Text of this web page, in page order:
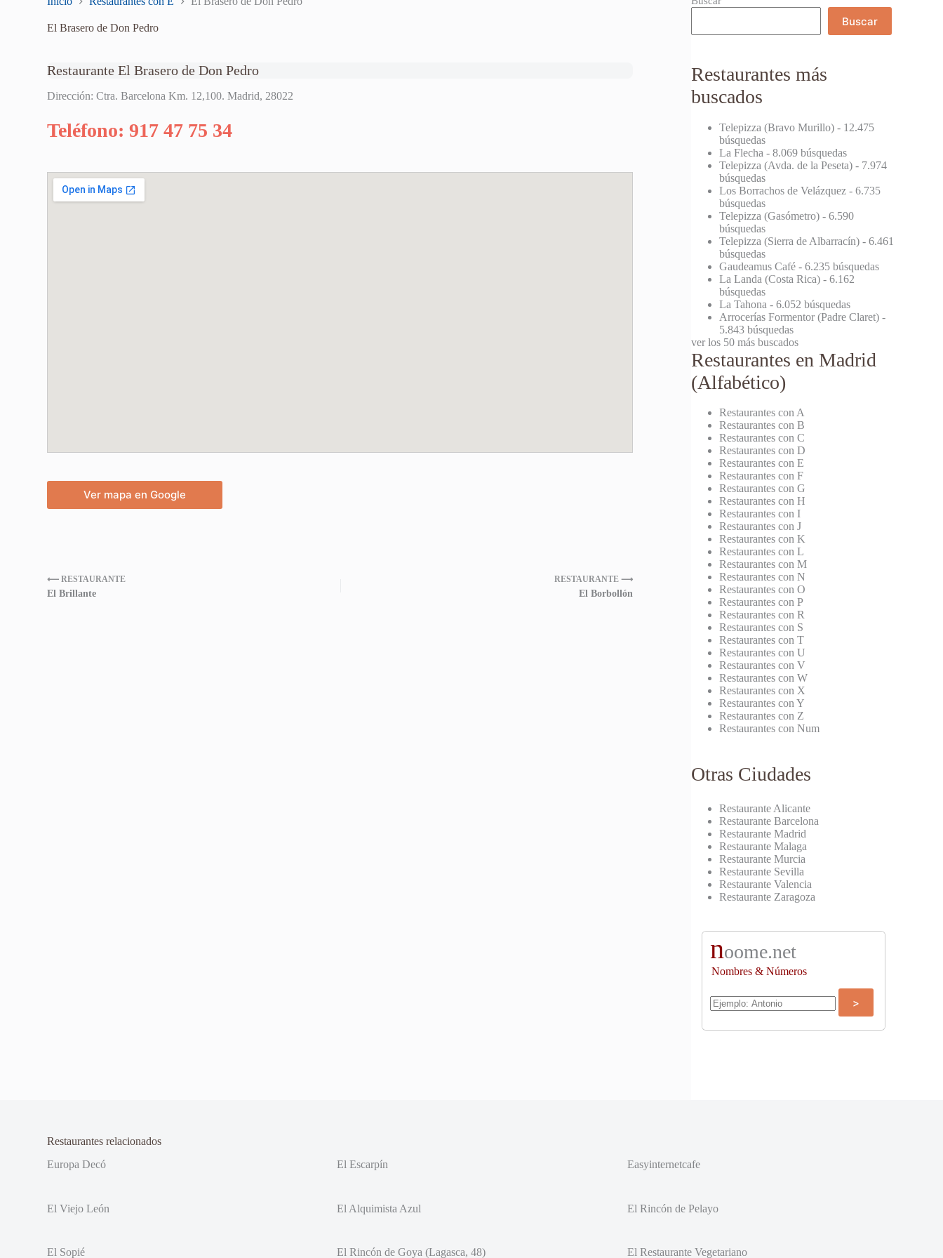
El Brasero de Don Pedro
Restaurante El Brasero de Don Pedro
Dirección: Ctra. Barcelona Km. 12,100. Madrid, 28022
Teléfono: 917 47 75 34
Ver mapa en Google
⟵ RESTAURANTE
El Brillante
RESTAURANTE ⟶
El Borbollón
Buscar
Restaurantes más
buscados
Telepizza (Bravo Murillo) - 12.475
búsquedas
La Flecha - 8.069 búsquedas
Telepizza (Avda. de la Peseta) - 7.974
búsquedas
Los Borrachos de Velázquez - 6.735
búsquedas
Telepizza (Gasómetro) - 6.590
búsquedas
Telepizza (Sierra de Albarracín) - 6.461
búsquedas
Gaudeamus Café - 6.235 búsquedas
La Landa (Costa Rica) - 6.162
búsquedas
La Tahona - 6.052 búsquedas
Arrocerías Formentor (Padre Claret) -
5.843 búsquedas
ver los 50 más buscados
Restaurantes en Madrid
(Alfabético)
Restaurantes con A
Restaurantes con B
Restaurantes con C
Restaurantes con D
Restaurantes con E
Restaurantes con F
Restaurantes con G
Restaurantes con H
Restaurantes con I
Restaurantes con J
Restaurantes con K
Restaurantes con L
Restaurantes con M
Restaurantes con N
Restaurantes con O
Restaurantes con P
Restaurantes con R
Restaurantes con S
Restaurantes con T
Restaurantes con U
Restaurantes con V
Restaurantes con W
Restaurantes con X
Restaurantes con Y
Restaurantes con Z
Restaurantes con Num
Otras Ciudades
Restaurante Alicante
Restaurante Barcelona
Restaurante Madrid
Restaurante Malaga
Restaurante Murcia
Restaurante Sevilla
Restaurante Valencia
Restaurante Zaragoza
noome.net
Nombres & Números
Restaurantes relacionados
Europa Decó
El Escarpín Easyinternetcafe
El Viejo León El Alquimista Azul El Rincón de Pelayo
El Sopié El Rincón de Goya (Lagasca, 48) El Restaurante Vegetariano